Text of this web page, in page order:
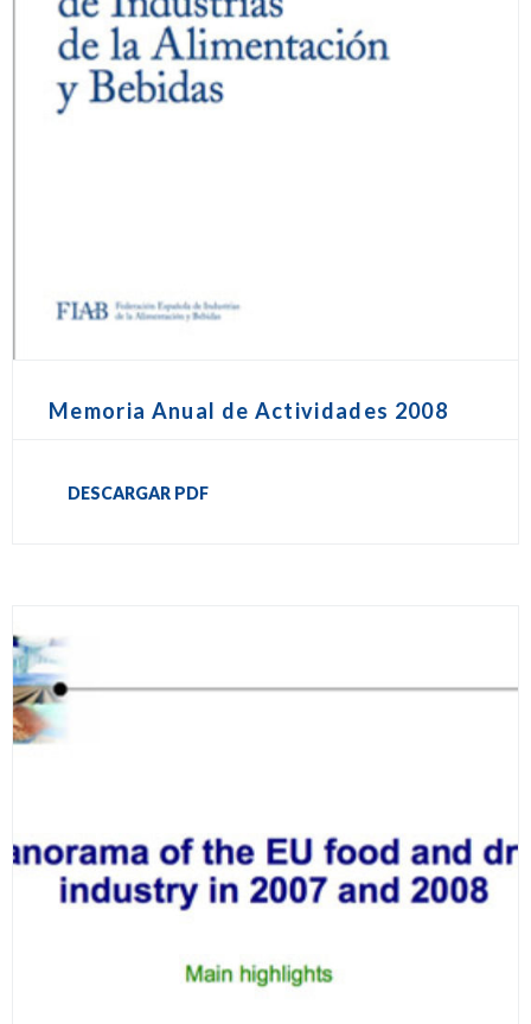
Memoria Anual de Actividades 2008
DESCARGAR PDF